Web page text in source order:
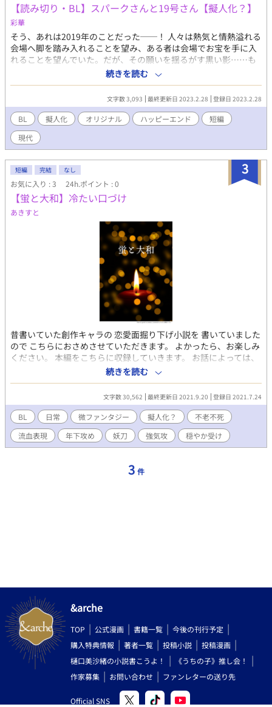
【読み切り・BL】スパークさんと19号さん【擬人化？】
彩華
そう、あれは2019年のことだった──！ 人々は熱気と情熱溢れる
会場へ脚を踏み入れることを望み、ある者は会場でお宝を手に入
れることを望んでいた。だが、その願いを揺るがす黒い影……も
とい、大きな影！ 影の前に立ちはだかるのは、一人の男。「スパ
ーク」。人々の願いを叶えるべく、彼が立ち上がったのだった。
※2019年の当時、台風でイベント開催可能かどうかというTLにう
おおおと感情のまま書いたオリジナル？です。発掘したので、勿
体ないのでアップしました。
続きを読む
文字数 3,093 最終更新日 2023.2.28 登録日 2023.2.28
BL 擬人化 オリジナル ハッピーエンド
短編
現代
3
短編 完結 なし
お気に入り : 3 24h.ポイント : 0
【蛍と大和】冷たい口づけ
あきすと
昔書いていた創作キャラの 恋愛面掘り下げ小説を 書いていました
ので こちらにおさめさせていただきます。 よかったら、お楽しみ
ください。 本編をこちらに収録していきます。 お話によっては、
流血表現もいくつかありますので、 苦手な方は、これまた ご注意
ください。 俺様で、結構な自信家の蛍と まったり平和主義な大和
の二人 が辿って来た人生の一部を 過去のお話から現代までとさま
ざまに 綴っていきます。 地方の結界として存在する 守護職をして
います。 ほぼ、不老不死に近い存在 であり、神力と霊力、などの
絡む世界観です。 ・御坊 蛍 年齢は、20代半ば 身長：182cm 体
重：70kg 和歌山の守護職。少々勝ち気でマイペース。本来は優し
い性格だが、照れ屋。第六感が、異常に鋭い。 五感も研ぎ澄まさ
る。 閻魔から神格を授けられたため、 この世以外からの干渉を受
続きを読む
文字数 30,562 最終更新日 2021.9.20 登録日 2021.7.24
BL 日常 微ファンタジー 擬人化？
不老不死
流血表現
年下攻め 妖刀 強気攻 穏やか受け
3 件
&arche
TOP 公式漫画 書籍一覧
今後の刊行予定
購入特典情報
著者一覧 投稿小説
投稿漫画
樋口美沙緒の小説書こうよ！
《うちの子》推し会！
作家募集
お問い合わせ ファンレターの送り先
Official SNS